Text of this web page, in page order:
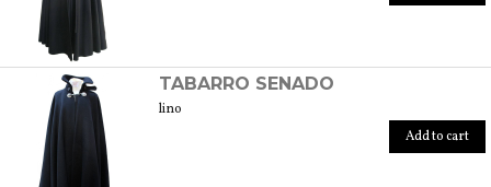
TABARRO SENADO
lino
Add to cart